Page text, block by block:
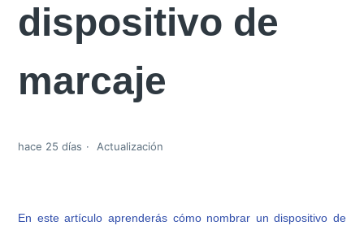
dispositivo de
marcaje
hace 25 días Actualización
En este artículo aprenderás cómo nombrar un dispositivo de